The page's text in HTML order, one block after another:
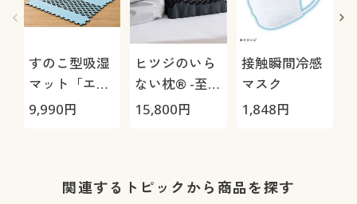
すのこ型吸湿
マット「エア
ージョブ®」
9,990円
ヒツジのいら
ない枕® -至
極-
15,800円
接触瞬間冷感
マスク
1,848円
関連するトピックから商品を探す